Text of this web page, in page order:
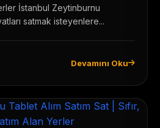
İstanbul Zeytinburnu
satmak isteyenlere...
Devamını Oku